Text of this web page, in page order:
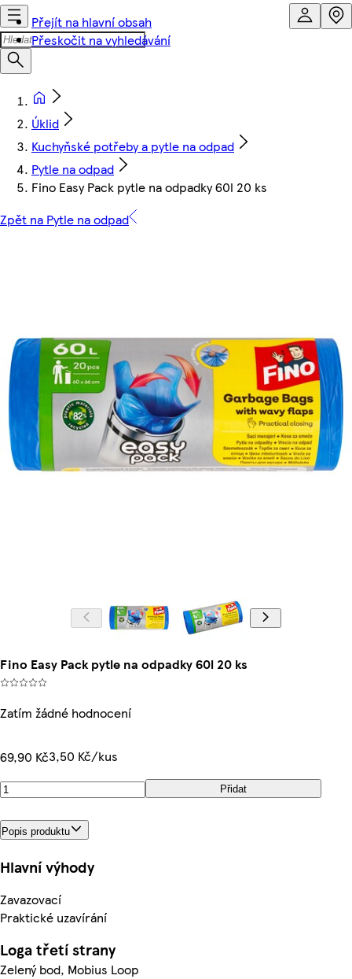
Přejít na hlavní obsah
Přeskočit na vyhledávání
Úklid
Kuchyňské potřeby a pytle na odpad
Pytle na odpad
Fino Easy Pack pytle na odpadky 60l 20 ks
Zpět na Pytle na odpad
Fino Easy Pack pytle na odpadky 60l 20 ks
Zatím žádné hodnocení
69,90 Kč3,50 Kč/kus
Přidat
Popis produktu
Hlavní výhody
Zavazovací
Praktické uzavírání
Loga třetí strany
Zelený bod, Mobius Loop